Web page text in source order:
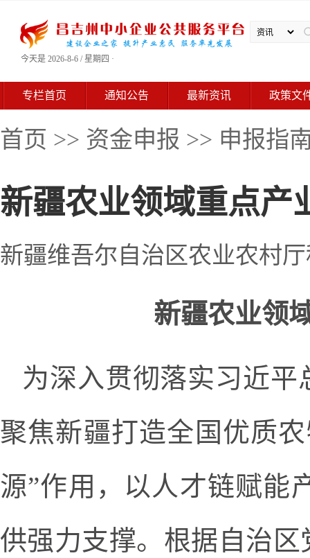
今天是 2026-8-6 / 星期四 ·
专栏首页 通知公告 最新资讯 政策文
首页 >> 资金申报 >> 申报指
新疆农业领域重点产
新疆维吾尔自治区农业农村
新疆农业领
为深入贯彻落实习近平
聚焦新疆打造全国优质
源”作用，以人才链赋能
供强力支撑。根据自治